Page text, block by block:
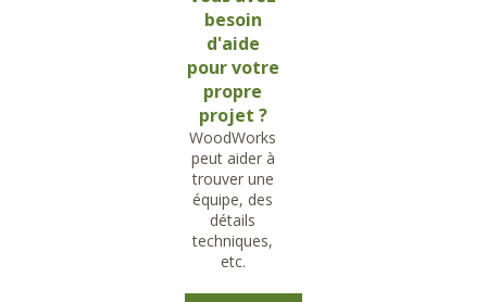
besoin
d'aide
pour votre
propre
projet ?
WoodWorks
peut aider à
trouver une
équipe, des
détails
techniques,
etc.